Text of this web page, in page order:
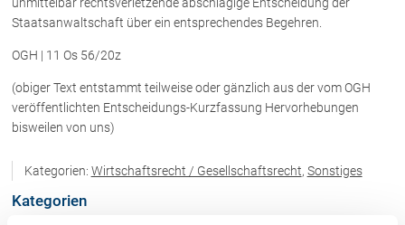
Medien
Vorarlberg Online
Fachliteratur
Staatsanwaltschaft über ein entsprechendes Begehren.
OGH | 11 Os 56/20z
(obiger Text entstammt teilweise oder gänzlich aus der vom OGH
veröffentlichten Entscheidungs-Kurzfassung Hervorhebungen
bisweilen von uns)
Kategorien: Wirtschaftsrecht / Gesellschaftsrecht, Sonstiges
Kategorien